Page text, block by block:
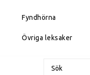
Fyndhörna
Övriga leksaker